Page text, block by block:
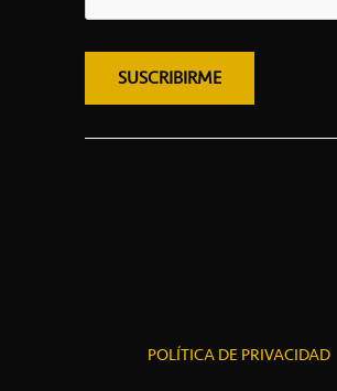
POLÍTICA DE PRIVACIDAD